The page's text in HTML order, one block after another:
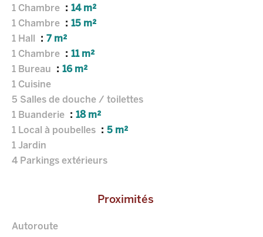
1 Chambre
14 m²
1 Chambre
15 m²
1 Hall
7 m²
1 Chambre
11 m²
1 Bureau
16 m²
1 Cuisine
5 Salles de douche / toilettes
1 Buanderie
18 m²
1 Local à poubelles
5 m²
1 Jardin
4 Parkings extérieurs
Proximités
Autoroute